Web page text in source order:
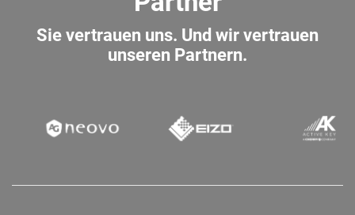
Sie vertrauen uns. Und wir vertrauen
unseren Partnern.